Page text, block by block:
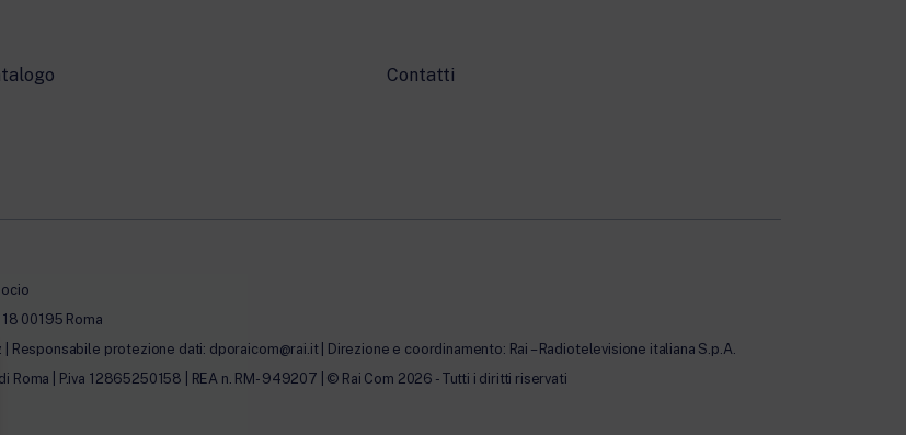
Contatti
00195 Roma
| Responsabile protezione dati: dporaicom@rai.it | Direzione e coordinamento: Rai – Radiotelevisione italiana S.p.A.
Roma | P.iva 12865250158 | REA n. RM- 949207 | © Rai Com 2026 - Tutti i diritti riservati